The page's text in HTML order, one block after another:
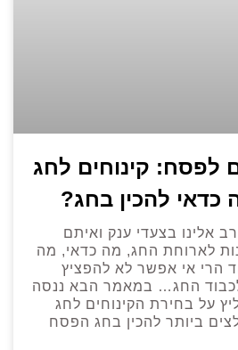
לפסח: קינוחים לחג
להכין בחג?
אלינו בצעדי ענק ואיתם
לארוחת החג, מה כדאי, מה
הרי אי אפשר לא להפציץ
לכבוד החג… במאמר הבא ננסה
על בחירת הקינוחים לחג
ביותר להכין בחג הפסח